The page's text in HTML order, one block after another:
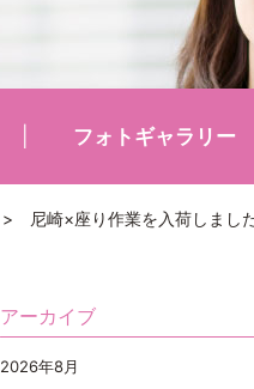
フォトギャラリー
> 尼崎×座り作業を入荷しまし
アーカイブ
2026年8月